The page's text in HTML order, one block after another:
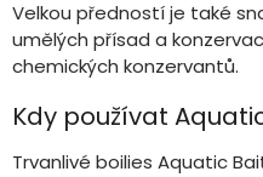
Velkou předností je také
umělých přísad a
chemických konzervantů.
Kdy používat
Trvanlivé boilies Aquatic